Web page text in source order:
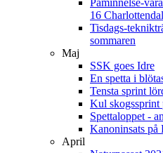
16 Charlottendal
Tisdags-
sommaren
Maj
SSK goes Idre
En spetta i
Tensta sprint
Kul
Spettaloppet -
Kanoninsats på
April